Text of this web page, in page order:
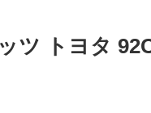
ツ トヨタ